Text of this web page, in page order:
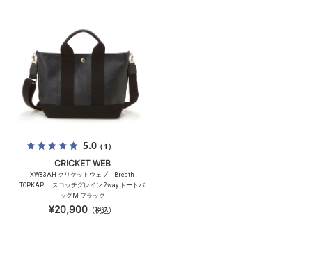
5.0（1）
CRICKET WEB
XW83AH クリケットウェブ Breath
TOPKAPI スコッチグレイン 2way トートバ
ッグM ブラック
¥20,900 （税込）